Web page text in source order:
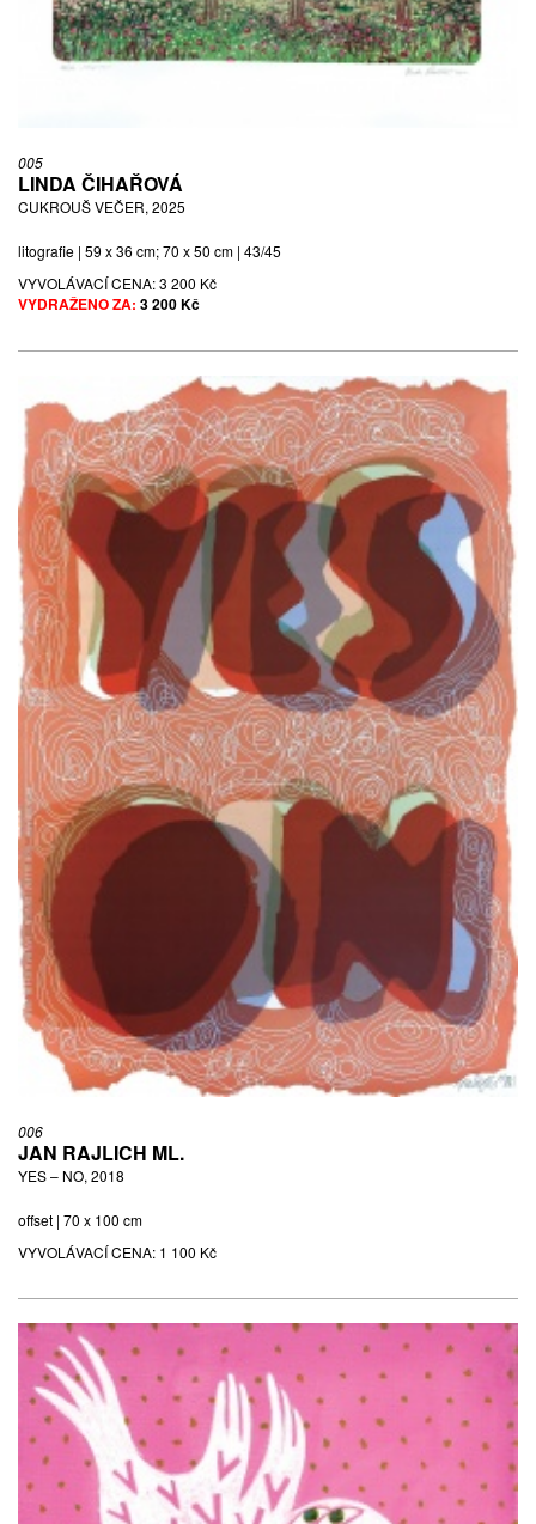
005
LINDA ČIHAŘOVÁ
CUKROUŠ VEČER, 2025
litografie | 59 x 36 cm; 70 x 50 cm | 43/45
VYVOLÁVACÍ CENA:3 200 Kč
VYDRAŽENO ZA: 3 200 Kč
006
JAN RAJLICH ML.
YES – NO, 2018
offset | 70 x 100 cm
VYVOLÁVACÍ CENA: 1 100 Kč